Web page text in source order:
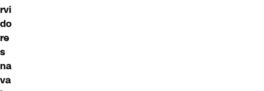
rvi
do
re
s
na
va